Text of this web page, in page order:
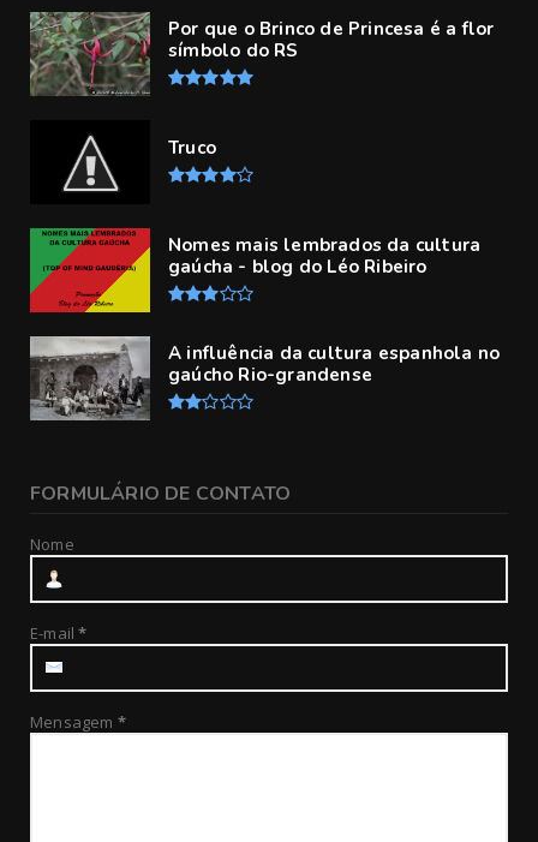
Por que o Brinco de Princesa é a flor
símbolo do RS
Truco
Nomes mais lembrados da cultura
gaúcha - blog do Léo Ribeiro
A influência da cultura espanhola no
gaúcho Rio-grandense
FORMULÁRIO DE CONTATO
Nome
E-mail*
Mensagem *